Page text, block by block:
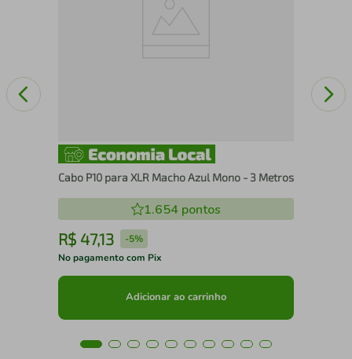
Cabo P10 para XLR Macho Azul Mono - 3 Metros
1.654 pontos
R$ 47,13 -5%
No pagamento com Pix
Adicionar ao carrinho